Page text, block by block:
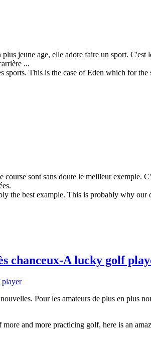
jeune age, elle adore faire un sport.
...
This is the case of Eden which for
sont sans doute le meilleur exemple.
the best example. This is probably why our
chanceux-A lucky golf
Pour les amateurs de plus en plus
and more practicing golf, here is an